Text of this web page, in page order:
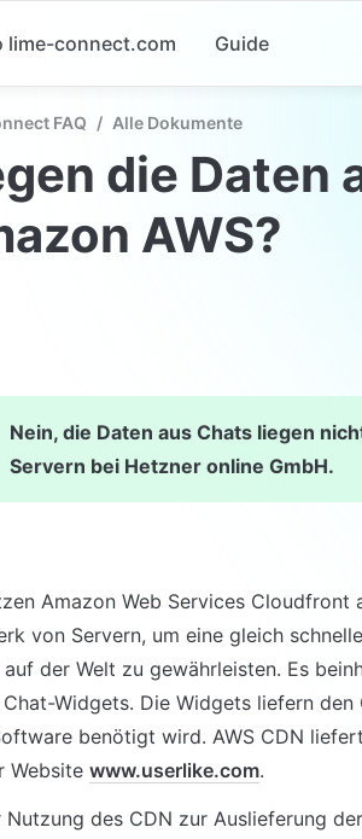
lime-connect.com Guide
FAQ / Alle Dokumente
die Daten
AWS?
Nein, die Daten aus Chats liegen
Servern bei Hetzner online GmbH.
Amazon Web Services
von Servern, um eine gleich
auf der Welt zu gewährleisten. Es
Chat-Widgets. Die Widgets liefern
benötigt wird. AWS CDN
Website www.userlike.com.
Nutzung des CDN zur Auslieferung